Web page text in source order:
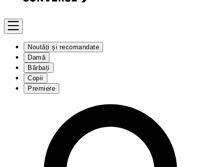
Noutăți și recomandate
Damă
Bărbați
Copii
Premiere